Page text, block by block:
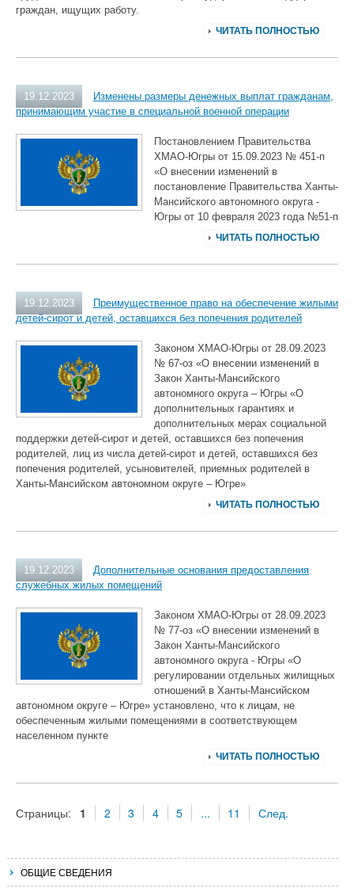
граждан, ищущих работу.
ЧИТАТЬ ПОЛНОСТЬЮ
19.12.2023
Изменены размеры денежных выплат гражданам,
принимающим участие в специальной военной операции
Постановлением Правительства
ХМАО-Югры от 15.09.2023 № 451-п
«О внесении изменений в
постановление Правительства Ханты-
Мансийского автономного округа -
Югры от 10 февраля 2023 года №51-п
ЧИТАТЬ ПОЛНОСТЬЮ
19.12.2023
Преимущественное право на обеспечение жилыми
детей-сирот и детей, оставшихся без попечения родителей
Законом ХМАО-Югры от 28.09.2023
№ 67-оз «О внесении изменений в
Закон Ханты-Мансийского
автономного округа – Югры «О
дополнительных гарантиях и
дополнительных мерах социальной
поддержки детей-сирот и детей, оставшихся без попечения
родителей, лиц из числа детей-сирот и детей, оставшихся без
попечения родителей, усыновителей, приемных родителей в
Ханты-Мансийском автономном округе – Югре»
ЧИТАТЬ ПОЛНОСТЬЮ
19.12.2023
Дополнительные основания предоставления
служебных жилых помещений
Законом ХМАО-Югры от 28.09.2023
№ 77-оз «О внесении изменений в
Закон Ханты-Мансийского
автономного округа - Югры «О
регулировании отдельных жилищных
отношений в Ханты-Мансийском
автономном округе – Югре» установлено, что к лицам, не
обеспеченным жилыми помещениями в соответствующем
населенном пункте
ЧИТАТЬ ПОЛНОСТЬЮ
Страницы: 1 2 3 4 5 ... 11 След.
ОБЩИЕ СВЕДЕНИЯ